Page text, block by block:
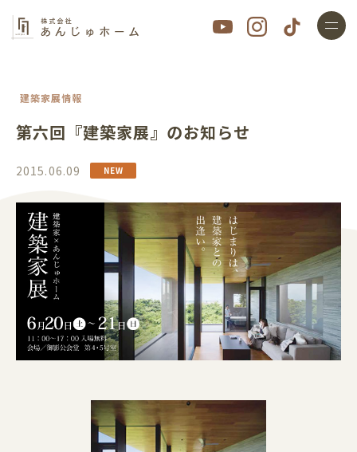
建築家展情報
第六回『建築家展』のお知らせ
2015.06.09